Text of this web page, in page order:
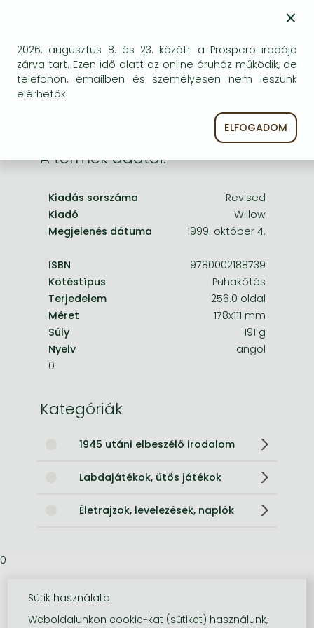
One-Punch Man manga
másik, kapható kiadást, forduljon
ügyfélszolgálatunkhoz!
A termék adatai:
Kiadás sorszáma
Revised
Kiadó
Willow
Megjelenés dátuma
1999. október 4.
ISBN
9780002188739
Kötéstípus
Puhakötés
Terjedelem
256.0 oldal
Méret
178x111 mm
Súly
191 g
Nyelv
angol
0
Kategóriák
1945 utáni elbeszélő irodalom
Labdajátékok, ütős játékok
Életrajzok, levelezések, naplók
0
×
2026. augusztus 8. és 23. között a Prospero irodája
zárva tart. Ezen idő alatt az online áruház működik, de
telefonon, emailben és személyesen nem leszünk
elérhetők.
ELFOGADOM
Sütik használata
Weboldalunkon cookie-kat (sütiket) használunk,